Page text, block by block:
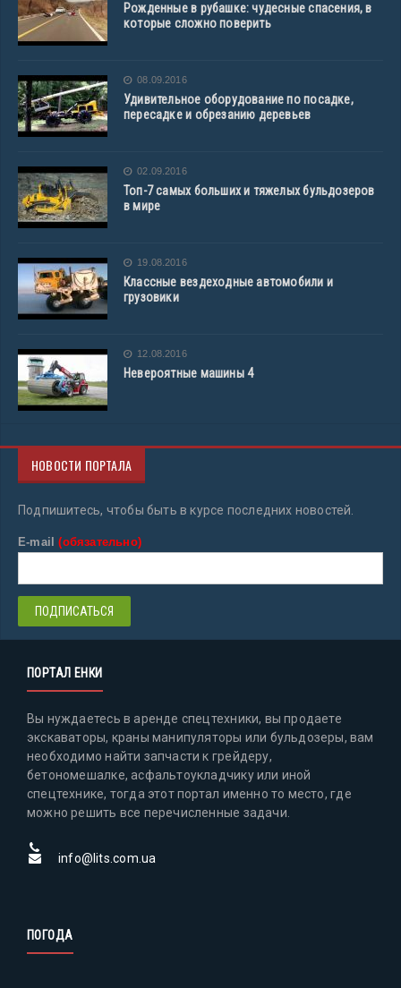
Рожденные в рубашке: чудесные спасения, в
которые сложно поверить
08.09.2016
Удивительное оборудование по посадке,
пересадке и обрезанию деревьев
02.09.2016
Топ-7 самых больших и тяжелых бульдозеров
в мире
19.08.2016
Классные вездеходные автомобили и
грузовики
12.08.2016
Невероятные машины 4
НОВОСТИ ПОРТАЛА
Подпишитесь, чтобы быть в курсе последних новостей.
E-mail(обязательно)
ПОРТАЛ ЕНКИ
Вы нуждаетесь в аренде спецтехники, вы продаете
экскаваторы, краны манипуляторы или бульдозеры, вам
необходимо найти запчасти к грейдеру,
бетономешалке, асфальтоукладчику или иной
спецтехнике, тогда этот портал именно то место, где
можно решить все перечисленные задачи.
info@lits.com.ua
ПОГОДА